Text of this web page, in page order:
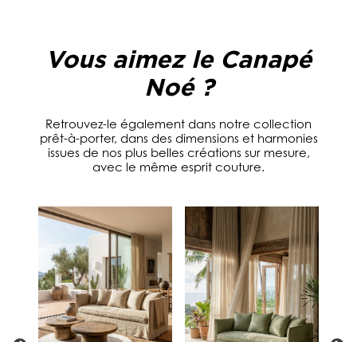
Vous aimez le Canapé
Noé ?
Retrouvez-le également dans notre collection
prêt-à-porter, dans des dimensions et harmonies
issues de nos plus belles créations sur mesure,
avec le même esprit couture.